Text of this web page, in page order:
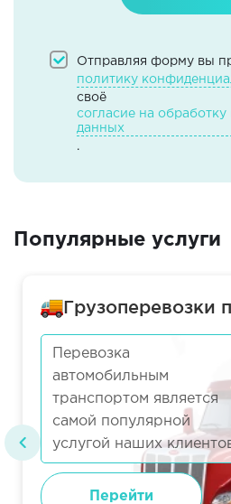
Отправляя форму вы
политику
своё
согласие на
данных
.
Популярные услуги
Грузоперевозки
Перевозка
автомобильным
транспортом является
самой популярной
услугой наших
Перейти